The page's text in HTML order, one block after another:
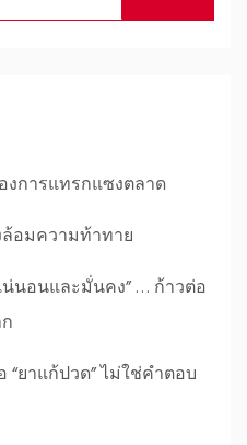
งการแทรกแซงตลาด
อมความท้าทาย
น่นอนและมั่นคง” … ก้าวต่อ
“ยาแก้ปวด” ไม่ใช่คำตอบ